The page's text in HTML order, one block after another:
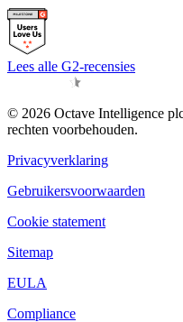
Lees alle G2-recensies
© 2026 Octave Intelligence
rechten voorbehouden.
Privacyverklaring
Gebruikersvoorwaarden
Cookie statement
Sitemap
EULA
Compliance